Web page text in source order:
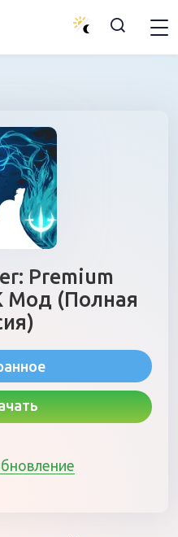
Premium
Мод (Полная